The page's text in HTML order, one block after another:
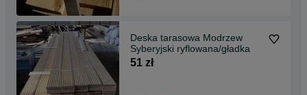
Deska tarasowa Modrzew
Syberyjski ryflowana/gładka
51 zł